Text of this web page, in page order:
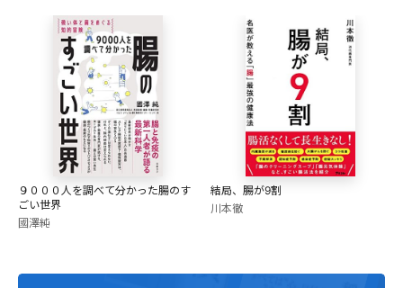
栄養学の知識だけでは腸は守れない
出演者
太田華代
一般社団法人パーソナルヘルス協会代表理事。筑波大学大学
院修了。 大手総合研究所、外資系広告代理店医療部門を経
て、現職。 「腸活」を通じて、体質改善・ダイエット・子宮
がんの克服に成功、健康関係の仕事をすることを決意。2019
年に一般社団法人パーソナルヘルス協会を設立。 年間3000
件の腸内解析、遺伝子解析、栄養解析結果から導かれた内容
をもとに、「完全オーダーメイド」の腸活を提案、好評を博
９０００人を調べて分かった腸のす
ごい世界
國澤純
結局、腸が9割
川本徹